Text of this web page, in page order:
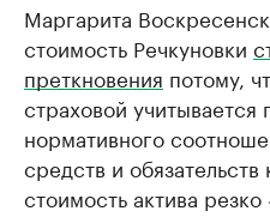
Маргарита
стоимость Речкуновки
преткновения потому,
страховой
нормативного
средств и
стоимость актива